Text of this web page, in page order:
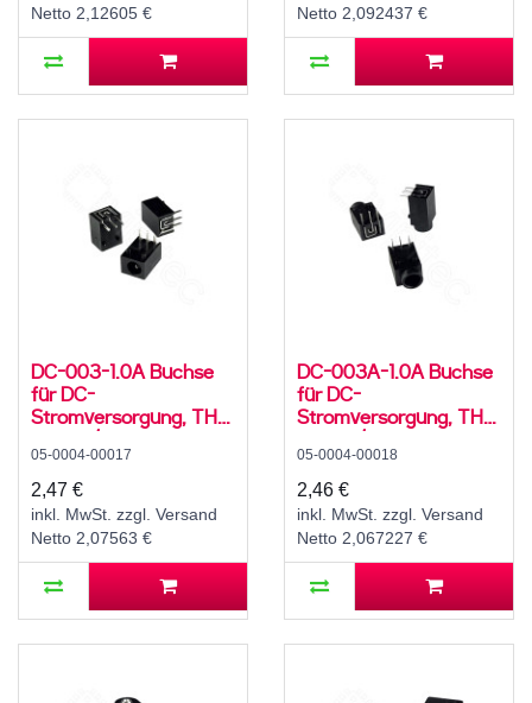
Netto 2,12605 €
Netto 2,092437 €
DC-003-1.0A Buchse
für DC-
Stromversorgung, THT,
für 3,5 / 1,1 mm
Hohlstecker, 30 V, 500
mA, 90°, -20..70 °C
05-0004-00017
2,47 €
inkl. MwSt. zzgl. Versand
Netto 2,07563 €
DC-003A-1.0A Buchse
für DC-
Stromversorgung, THT,
für 3,5 / 1,1 mm
Hohlstecker, 30 V, 500
mA, 90°, -20..70 °C
05-0004-00018
2,46 €
inkl. MwSt. zzgl. Versand
Netto 2,067227 €